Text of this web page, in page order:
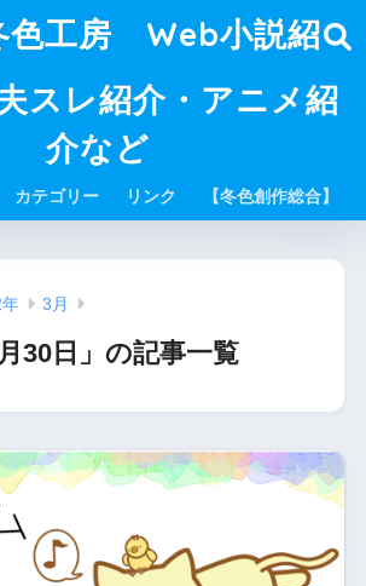
色工房 Web小説紹
スレ紹介・アニメ紹
介など
カテゴリー リンク 【冬色創作総合】
3月
30日」の記事一覧